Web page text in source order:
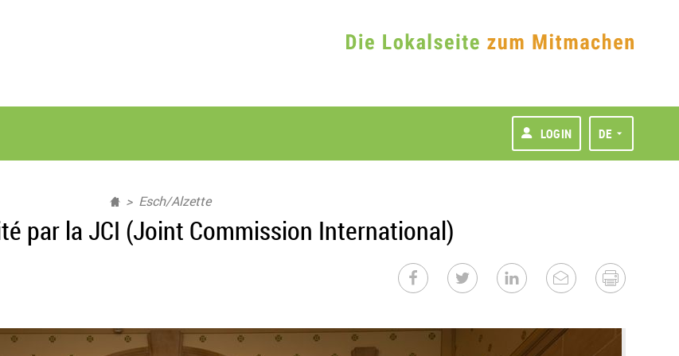
LOGIN DE
Esch/Alzette
par la JCI (Joint Commission International)